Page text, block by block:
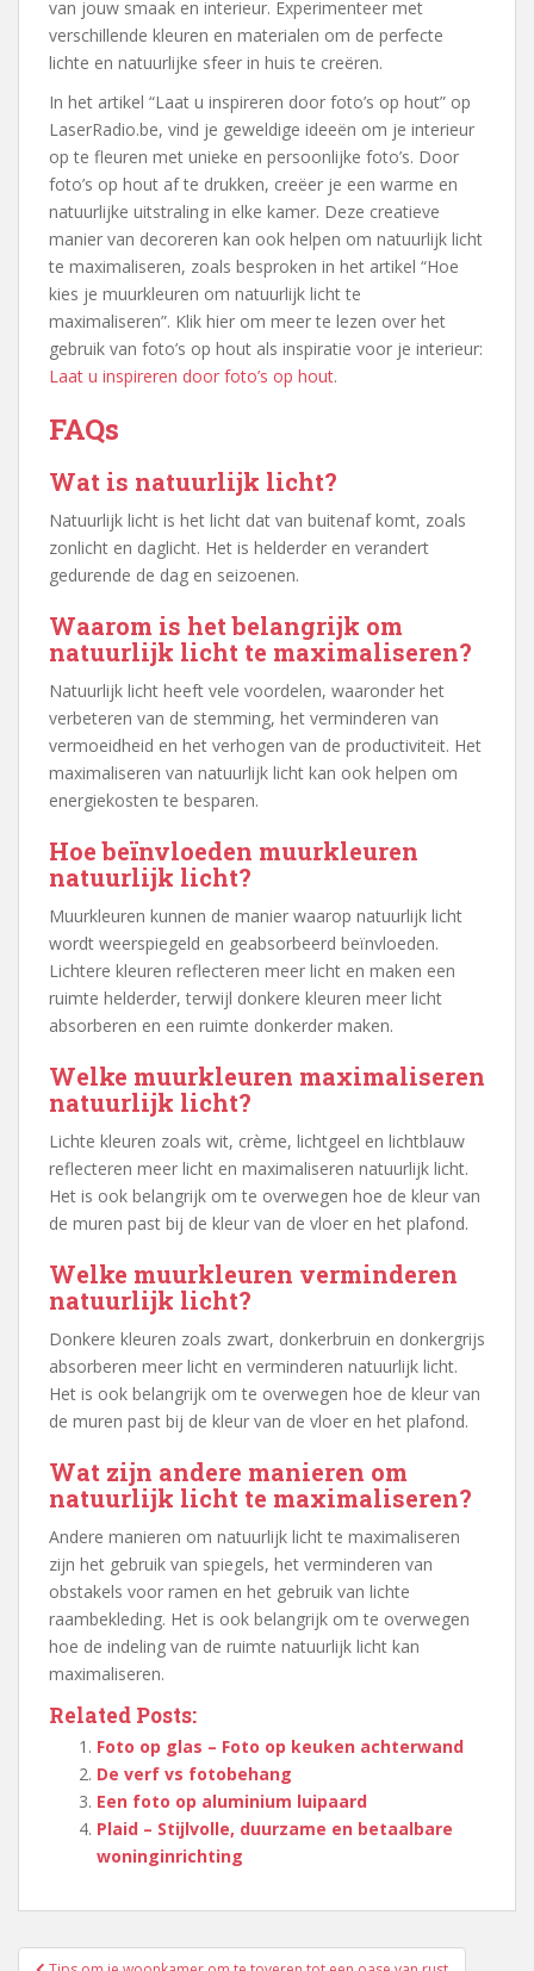
van jouw smaak en interieur. Experimenteer met
verschillende kleuren en materialen om de perfecte
lichte en natuurlijke sfeer in huis te creëren.
In het artikel “Laat u inspireren door foto’s op hout” op
LaserRadio.be, vind je geweldige ideeën om je interieur
op te fleuren met unieke en persoonlijke foto’s. Door
foto’s op hout af te drukken, creëer je een warme en
natuurlijke uitstraling in elke kamer. Deze creatieve
manier van decoreren kan ook helpen om natuurlijk licht
te maximaliseren, zoals besproken in het artikel “Hoe
kies je muurkleuren om natuurlijk licht te
maximaliseren”. Klik hier om meer te lezen over het
gebruik van foto’s op hout als inspiratie voor je interieur:
Laat u inspireren door foto’s op hout.
FAQs
Wat is natuurlijk licht?
Natuurlijk licht is het licht dat van buitenaf komt, zoals
zonlicht en daglicht. Het is helderder en verandert
gedurende de dag en seizoenen.
Waarom is het belangrijk om
natuurlijk licht te maximaliseren?
Natuurlijk licht heeft vele voordelen, waaronder het
verbeteren van de stemming, het verminderen van
vermoeidheid en het verhogen van de productiviteit. Het
maximaliseren van natuurlijk licht kan ook helpen om
energiekosten te besparen.
Hoe beïnvloeden muurkleuren
natuurlijk licht?
Muurkleuren kunnen de manier waarop natuurlijk licht
wordt weerspiegeld en geabsorbeerd beïnvloeden.
Lichtere kleuren reflecteren meer licht en maken een
ruimte helderder, terwijl donkere kleuren meer licht
absorberen en een ruimte donkerder maken.
Welke muurkleuren maximaliseren
natuurlijk licht?
Lichte kleuren zoals wit, crème, lichtgeel en lichtblauw
reflecteren meer licht en maximaliseren natuurlijk licht.
Het is ook belangrijk om te overwegen hoe de kleur van
de muren past bij de kleur van de vloer en het plafond.
Welke muurkleuren verminderen
natuurlijk licht?
Donkere kleuren zoals zwart, donkerbruin en donkergrijs
absorberen meer licht en verminderen natuurlijk licht.
Het is ook belangrijk om te overwegen hoe de kleur van
de muren past bij de kleur van de vloer en het plafond.
Wat zijn andere manieren om
natuurlijk licht te maximaliseren?
Andere manieren om natuurlijk licht te maximaliseren
zijn het gebruik van spiegels, het verminderen van
obstakels voor ramen en het gebruik van lichte
raambekleding. Het is ook belangrijk om te overwegen
hoe de indeling van de ruimte natuurlijk licht kan
maximaliseren.
Related Posts:
Foto op glas – Foto op keuken achterwand
De verf vs fotobehang
Een foto op aluminium luipaard
Plaid – Stijlvolle, duurzame en betaalbare
woninginrichting
Berichtnavigatie